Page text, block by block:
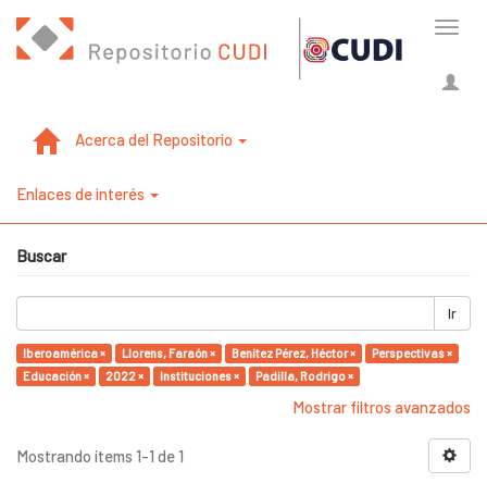
Acerca del Repositorio
Enlaces de interés
Buscar
Ir
Iberoamérica × Llorens, Faraón × Benítez Pérez, Héctor ×
Perspectivas ×
Educación ×
2022 × Instituciones × Padilla, Rodrigo ×
Mostrar filtros avanzados
Mostrando ítems 1-1 de 1